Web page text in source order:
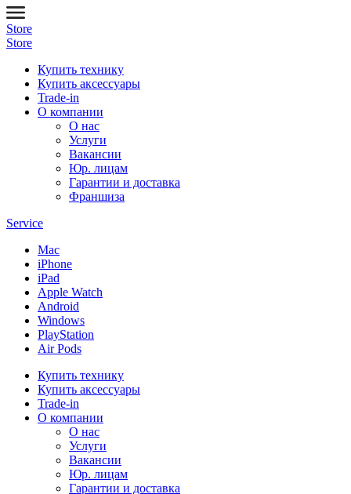
Store
Store
Купить технику
Купить аксессуары
Trade-in
О компании
О нас
Услуги
Вакансии
Юр. лицам
Гарантии и доставка
Франшиза
Service
Mac
iPhone
iPad
Apple Watch
Android
Windows
PlayStation
Air Pods
Купить технику
Купить аксессуары
Trade-in
О компании
О нас
Услуги
Вакансии
Юр. лицам
Гарантии и доставка